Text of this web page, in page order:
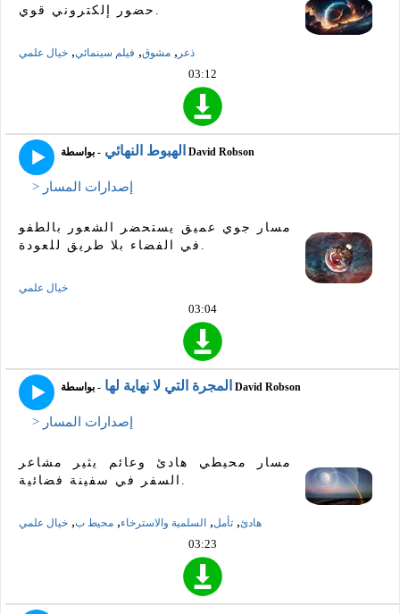
ذعر , مشوق, فيلم سينمائي, خيال علمي
03:12
الهبوط النهائي - بواسطة David Robson
> إصدارات المسار
مسار جوي عميق يستحضر الشعور بالطفو
خيال علمي
03:04
المجرة التي لا نهاية لها - بواسطة David Robson
> إصدارات المسار
مسار محيطي هادئ وعائم يثير مشاعر
السفر في سفينة فضائية.
هادئ, تأمل, السلمية والاسترخاء, محيط ب, خيال علمي
03:23